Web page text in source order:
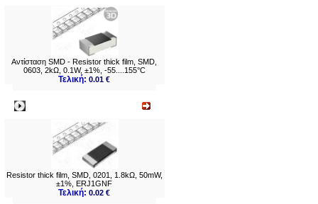
Αντίσταση SMD - Resistor thick film, SMD,
0603, 2kΩ, 0.1W, ±1%, -55....155°C
Τελική:0.01 €
Resistor thick film, SMD, 0201, 1.8kΩ, 50mW,
±1%, ERJ1GNF
Τελική:0.02 €